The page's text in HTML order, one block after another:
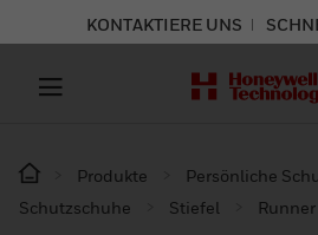
KONTAKTIERE UNS
Produkte
Persönliche
Schutzschuhe
Stiefel